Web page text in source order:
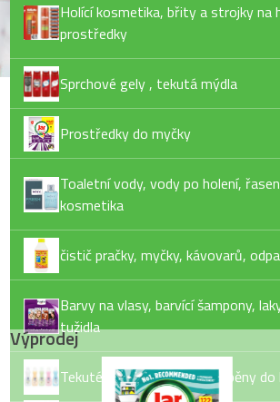
Holící kosmetika, břity a strojky na
prostředky
Sprchové gely , tekutá mýdla
Prostředky do myčky
Toaletní vody, vody po holení,
kosmetika
čistič pračky, myčky, kávovarů,
Barvy na vlasy, barvící šampony,
tužidla
Tekuté mýdlo, tuhé mýdlo, pěny do
Výprodej